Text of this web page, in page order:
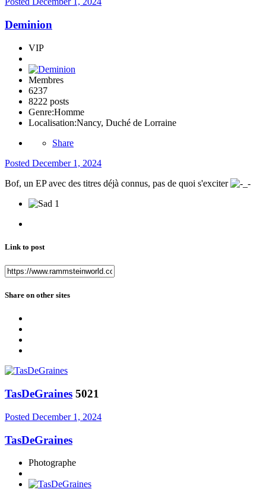
Deminion
VIP
Membres
6237
8222 posts
Genre:Homme
Localisation:Nancy, Duché de Lorraine
Share
Posted December 1, 2024
Bof, un EP avec des titres déjà connus, pas de quoi s'exciter
1
Link to post
Share on other sites
TasDeGraines 5021
Posted December 1, 2024
TasDeGraines
Photographe